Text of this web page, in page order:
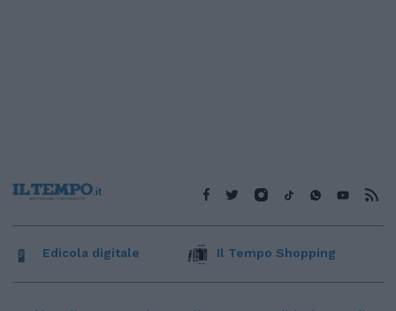
Edicola digitale Il Tempo Shopping